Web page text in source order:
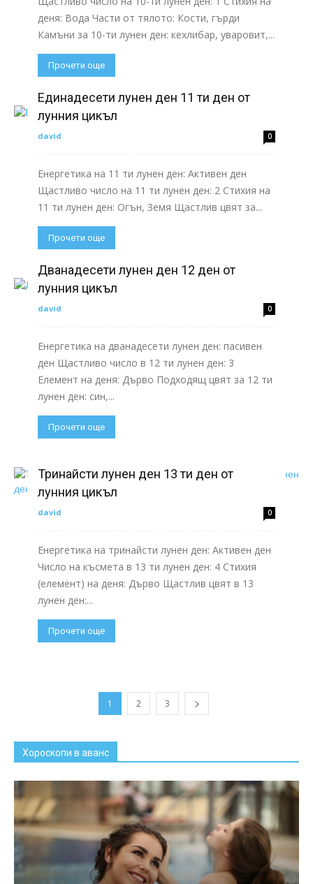
деня: Вода Части от тялото: Кости, гърди
Камъни за 10-ти лунен ден: кехлибар, уваровит,...
Прочети още
Единадесети лунен ден 11 ти ден от
лунния цикъл
david 0
Енергетика на 11 ти лунен ден: Активен ден
Щастливо число на 11 ти лунен ден: 2 Стихия на
11 ти лунен ден: Огън, Земя Щастлив цвят за...
Прочети още
Дванадесети лунен ден 12 ден от
лунния цикъл
david 0
Енергетика на дванадесети лунен ден: пасивен
ден Щастливо число в 12 ти лунен ден: 3
Елемент на деня: Дърво Подходящ цвят за 12 ти
лунен ден: син,...
Прочети още
Тринайсти лунен ден 13 ти ден от
лунния цикъл
david 0
Енергетика на тринайсти лунен ден: Активен ден
Число на късмета в 13 ти лунен ден: 4 Стихия
(елемент) на деня: Дърво Щастлив цвят в 13
лунен ден:...
Прочети още
1 2 3
Хороскопи в аванс